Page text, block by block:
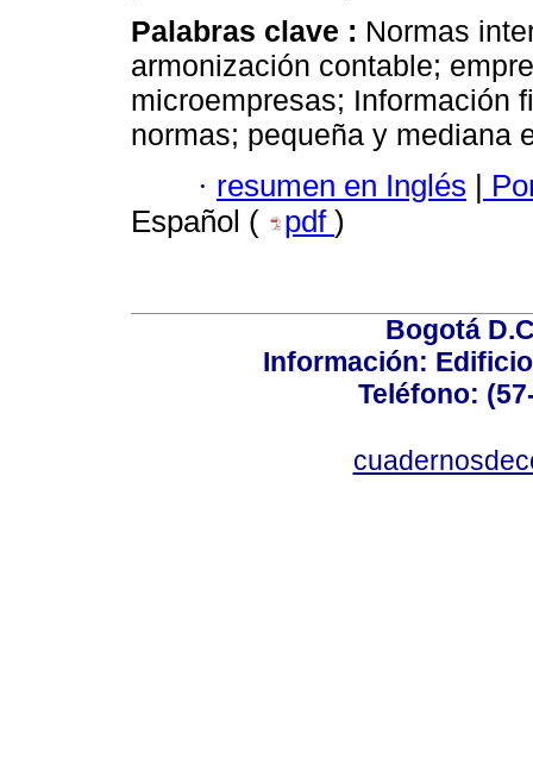
Palabras clave : Normas
armonización contable;
microempresas; Información
normas; pequeña y mediana
· resumen en Inglés |
Español (
pdf )
Bogotá
Información:
Teléfono: